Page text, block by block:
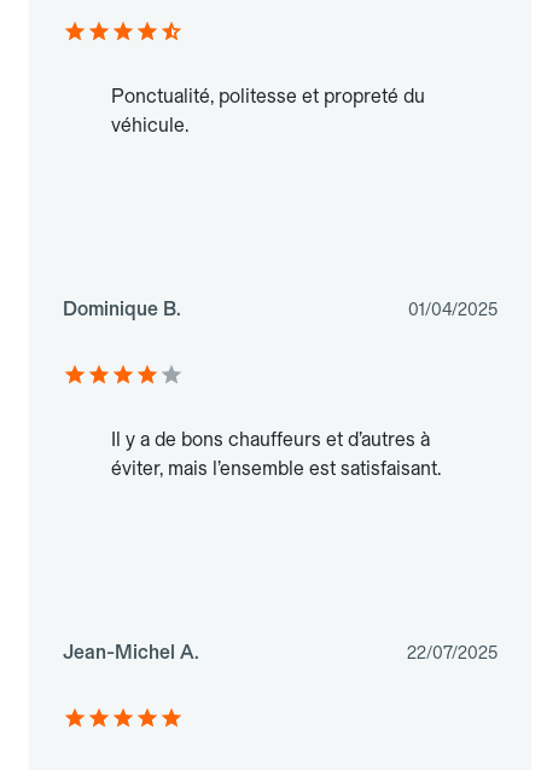
Ponctualité, politesse et propreté du
véhicule.
Dominique B. 01/04/2025
Il y a de bons chauffeurs et d’autres à
éviter, mais l’ensemble est satisfaisant.
Jean-Michel A. 22/07/2025